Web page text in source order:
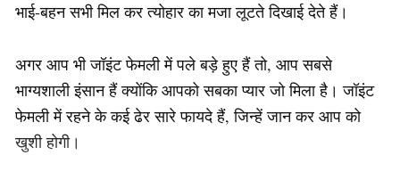
भाई-बहन सभी मिल कर त्‍योहार का मजा लूटते दिखाई देते हैं।
अगर आप भी जॉइंट फेमली में पले बड़े हुए हैं तो, आप सबसे
भाग्यशाली इंसान हैं क्‍योंकि आपको सबका प्यार जो मिला है। जॉइंट
फेमली में रहने के कई ढेर सारे फायदे हैं, जिन्‍हें जान कर आप को
खुशी होगी।